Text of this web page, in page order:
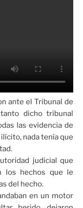
ante el Tribunal de
dicho tribunal
las evidencia de
nada tenía que
judicial que
los hechos que le
del hecho.
en un motor